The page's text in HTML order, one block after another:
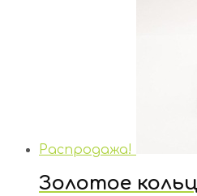
Распродажа!
Золотое